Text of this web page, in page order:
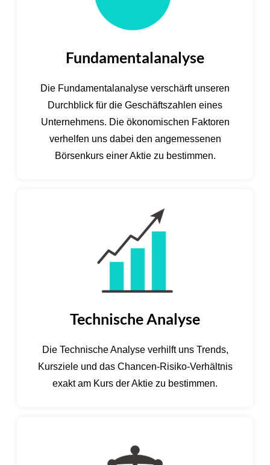
Fundamentalanalyse
Die Fundamentalanalyse verschärft unseren
Durchblick für die Geschäftszahlen eines
Unternehmens. Die ökonomischen Faktoren
verhelfen uns dabei den angemessenen
Börsenkurs einer Aktie zu bestimmen.
Technische Analyse
Die Technische Analyse verhilft uns Trends,
Kursziele und das Chancen-Risiko-Verhältnis
exakt am Kurs der Aktie zu bestimmen.